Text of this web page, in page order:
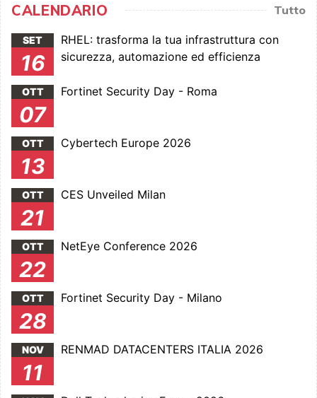
CALENDARIO Tutto
SET
16
RHEL: trasforma la tua infrastruttura con
sicurezza, automazione ed efficienza
OTT
07
Fortinet Security Day - Roma
OTT
13
Cybertech Europe 2026
OTT
21
CES Unveiled Milan
OTT
22
NetEye Conference 2026
OTT
28
Fortinet Security Day - Milano
NOV
11
RENMAD DATACENTERS ITALIA 2026